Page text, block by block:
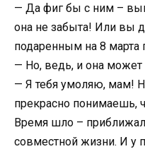
— Да фиг бы с ним –
она не забыта! Или вы
подаренным на 8 марта
— Но, ведь, и она может
— Я тебя умоляю, мам!
прекрасно понимаешь,
Время шло –
совместной жизни. И у